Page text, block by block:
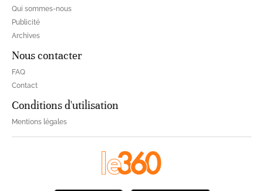
Qui sommes-nous
Publicité
Archives
Nous contacter
FAQ
Contact
Conditions d'utilisation
Mentions légales